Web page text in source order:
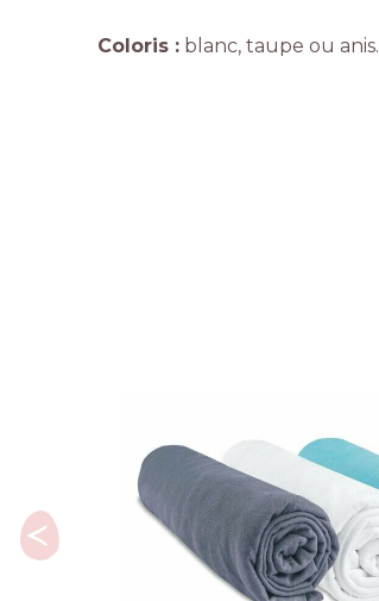
Coloris : blanc, taupe ou anis.